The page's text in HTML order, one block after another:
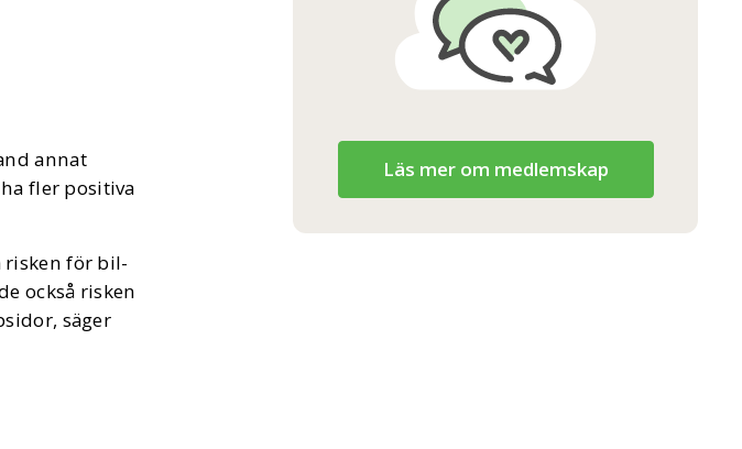
annat
fler positiva
risken för bil-
också risken
säger
Läs mer om medlemskap